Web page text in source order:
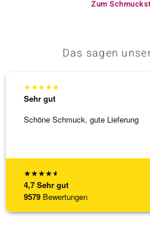
Zum
Das sagen
★★★★★
4,7 Sehr gut
9579 Bewertungen
★★★★★
Sehr gut
Schöne Schmuck, gute Lieferung